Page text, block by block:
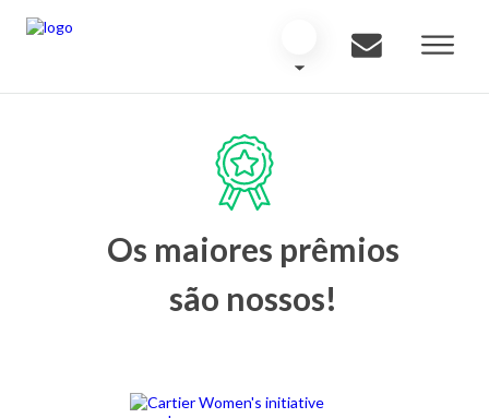
Os maiores prêmios
são nossos!